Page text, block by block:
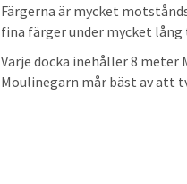
Färgerna är mycket
fina färger under mycket lång
Varje docka inehåller 8 meter
Moulinegarn mår bäst av att